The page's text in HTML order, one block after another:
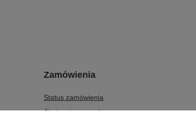
Zamówienia
Status zamówienia
Śledzenie przesyłki